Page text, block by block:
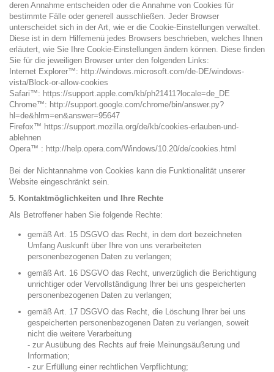
deren Annahme entscheiden oder die Annahme von Cookies für
bestimmte Fälle oder generell ausschließen. Jeder Browser
unterscheidet sich in der Art, wie er die Cookie-Einstellungen verwaltet.
Diese ist in dem Hilfemenü jedes Browsers beschrieben, welches Ihnen
erläutert, wie Sie Ihre Cookie-Einstellungen ändern können. Diese finden
Sie für die jeweiligen Browser unter den folgenden Links:
Internet Explorer™: http://windows.microsoft.com/de-DE/windows-
vista/Block-or-allow-cookies
Safari™: https://support.apple.com/kb/ph21411?locale=de_DE
Chrome™: http://support.google.com/chrome/bin/answer.py?
hl=de&hlrm=en&answer=95647
Firefox™ https://support.mozilla.org/de/kb/cookies-erlauben-und-
ablehnen
Opera™ : http://help.opera.com/Windows/10.20/de/cookies.html
Bei der Nichtannahme von Cookies kann die Funktionalität unserer
Website eingeschränkt sein.
5. Kontaktmöglichkeiten und Ihre Rechte
Als Betroffener haben Sie folgende Rechte:
gemäß Art. 15 DSGVO das Recht, in dem dort bezeichneten
Umfang Auskunft über Ihre von uns verarbeiteten
personenbezogenen Daten zu verlangen;
gemäß Art. 16 DSGVO das Recht, unverzüglich die Berichtigung
unrichtiger oder Vervollständigung Ihrer bei uns gespeicherten
personenbezogenen Daten zu verlangen;
gemäß Art. 17 DSGVO das Recht, die Löschung Ihrer bei uns
gespeicherten personenbezogenen Daten zu verlangen, soweit
nicht die weitere Verarbeitung
- zur Ausübung des Rechts auf freie Meinungsäußerung und
Information;
- zur Erfüllung einer rechtlichen Verpflichtung;